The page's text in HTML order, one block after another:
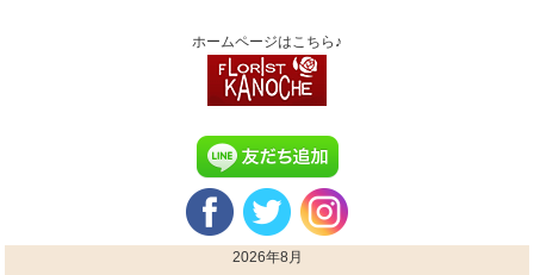
ホームページはこちら♪
2026年8月